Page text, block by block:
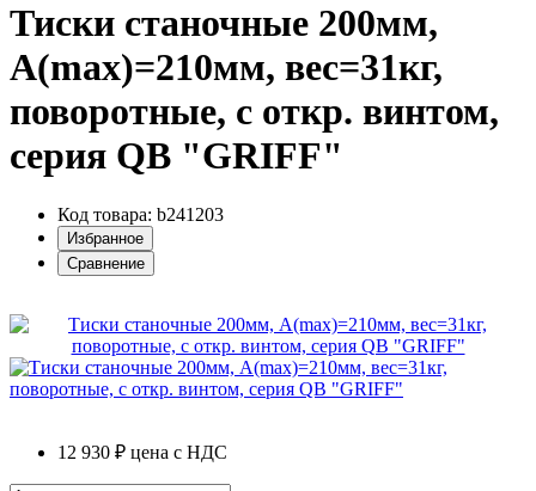
Тиски станочные 200мм,
A(max)=210мм, вес=31кг,
поворотные, с откр. винтом,
серия QB "GRIFF"
Код товара: b241203
Избранное
Сравнение
12 930 ₽ цена с НДС